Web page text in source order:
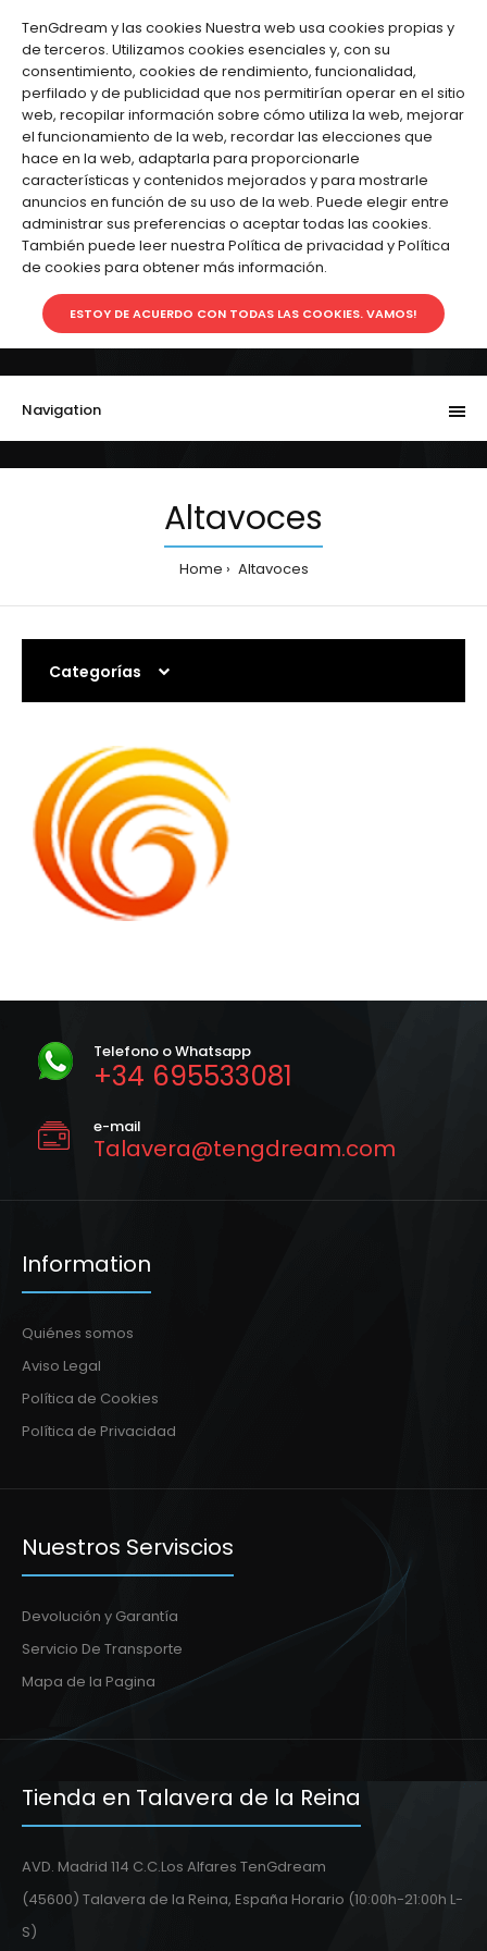
TenGdream y las cookies Nuestra web usa cookies propias y
de terceros. Utilizamos cookies esenciales y, con su
consentimiento, cookies de rendimiento, funcionalidad,
perfilado y de publicidad que nos permitirían operar en el sitio
web, recopilar información sobre cómo utiliza la web, mejorar
el funcionamiento de la web, recordar las elecciones que
hace en la web, adaptarla para proporcionarle
características y contenidos mejorados y para mostrarle
anuncios en función de su uso de la web. Puede elegir entre
administrar sus preferencias o aceptar todas las cookies.
También puede leer nuestra Política de privacidad y Política
de cookies para obtener más información.
ESTOY DE ACUERDO CON TODAS LAS COOKIES. VAMOS!
Cuenta Favoritos (0) Carro de Compras
Pagar
Español
Navigation
Altavoces
Home Altavoces
Categorías
Telefono o Whatsapp
+34 695533081
e-mail
Talavera@tengdream.com
Information
Quiénes somos
Aviso Legal
Política de Cookies
Política de Privacidad
Nuestros Serviscios
Devolución y Garantía
Servicio De Transporte
Mapa de la Pagina
Tienda en Talavera de la Reina
AVD. Madrid 114 C.C.Los Alfares TenGdream
(45600) Talavera de la Reina, España Horario (10:00h-21:00h L-
S)